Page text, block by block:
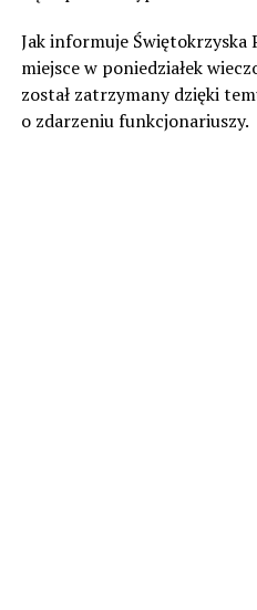
Jak informuje Świętokrzyska
miejsce w poniedziałek
został zatrzymany dzięki
o zdarzeniu funkcjonariuszy.